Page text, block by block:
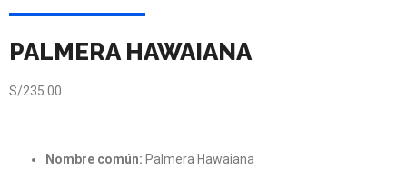
PALMERA HAWAIANA
S/235.00
Nombre común: Palmera Hawaiana